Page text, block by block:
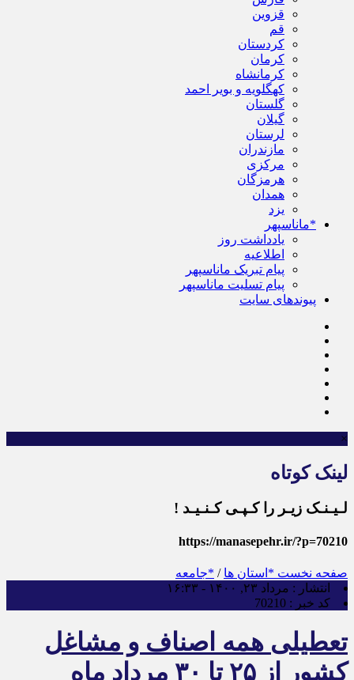
قزوین
قم
کردستان
کرمان
کرمانشاه
کهگلویه و بویر احمد
گلستان
گیلان
لرستان
مازندران
مرکزی
هرمزگان
همدان
یزد
*ماناسپهر
یادداشت روز
اطلاعیه
پیام تبریک ماناسپهر
پیام تسلیت ماناسپهر
پیوندهای سایت
×
لینک کوتاه
لـیـنـک زیـر را کـپـی کـنـیـد !
https://manasepehr.ir/?p=70210
صفحه نخست *استان ها / *جامعه
انتشار : مرداد ۲۳, ۱۴۰۰ - ۱۶:۳۳
کد خبر : 70210
تعطیلی همه اصناف و مشاغل
کشور از ۲۵ تا ۳۰ مرداد ماه